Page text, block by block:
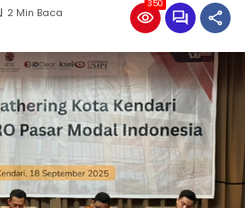
2 Min Baca
350